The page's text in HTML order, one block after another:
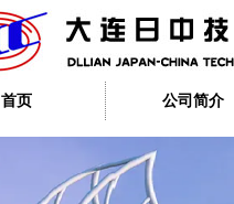
首页 公司简介